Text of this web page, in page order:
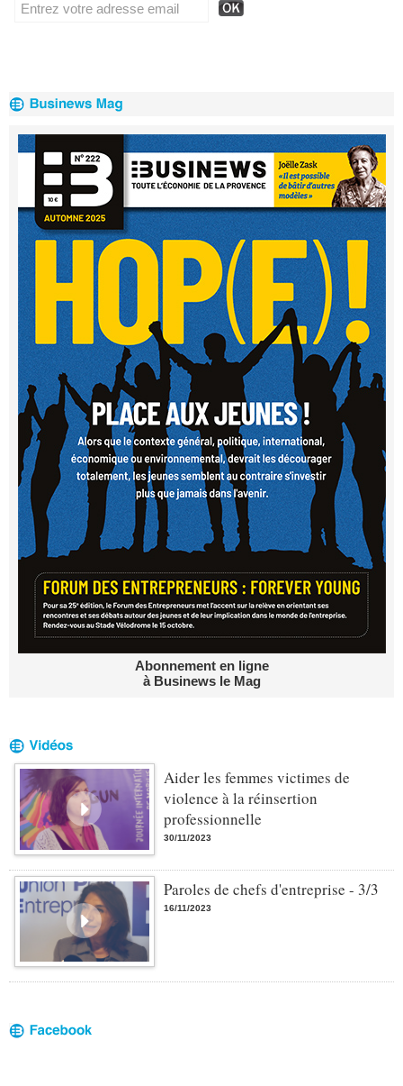
Abonnement en ligne
à Businews le Mag
Aider les femmes victimes de
violence à la réinsertion
professionnelle
30/11/2023
Paroles de chefs d'entreprise - 3/3
16/11/2023